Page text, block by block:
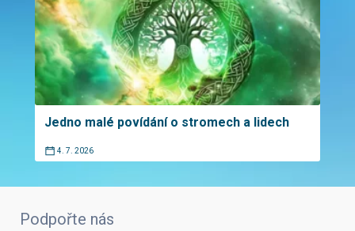
Jedno malé povídání o stromech a lidech
4. 7. 2026
Podpořte nás